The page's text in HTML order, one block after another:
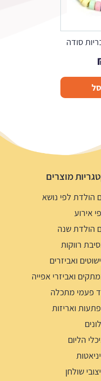
סודה
מוצרים
הולדת לפי נושא
אירוע
הולדת שנה
רווקות
ואביזרים
ואביזרי אפייה
פעמי מתכלה
ואריזות
הליום
שולחן